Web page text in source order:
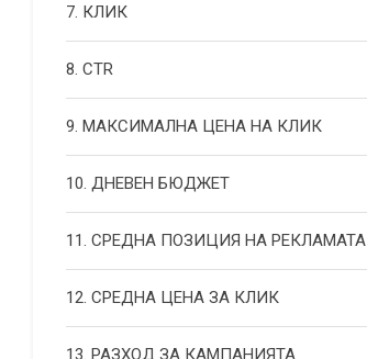
7. КЛИК
8. CTR
9. МАКСИМАЛНА ЦЕНА НА КЛИК
10. ДНЕВЕН БЮДЖЕТ
11. СРЕДНА ПОЗИЦИЯ НА РЕКЛАМАТА
12. СРЕДНА ЦЕНА ЗА КЛИК
13. РАЗХОД ЗА КАМПАНИЯТА